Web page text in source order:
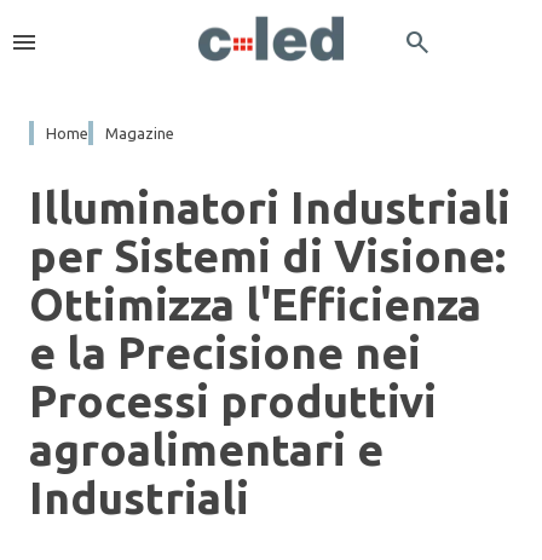
menu search
Home Magazine
Illuminatori Industriali
per Sistemi di Visione:
Ottimizza l'Efficienza
e la Precisione nei
Processi produttivi
agroalimentari e
Industriali